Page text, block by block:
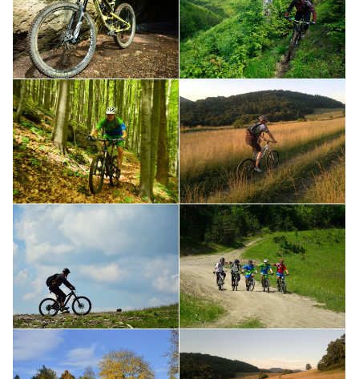
Chata Mojtin - MTB Chata Mojtin - MTB
Chata Mojtin - MTB Chata Mojtin - MTB
Chata Mojtin - MTB Chata Mojtin - MTB